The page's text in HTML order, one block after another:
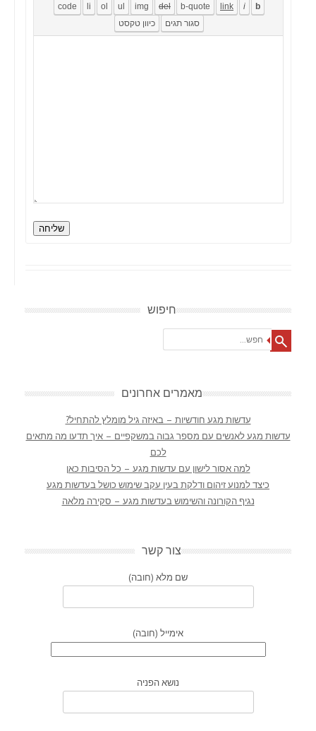
שליחה
חיפוש
מאמרים אחרונים
עדשות מגע חודשיות – באיזה גיל מומלץ להתחיל?
עדשות מגע לאנשים עם מספר גבוה במשקפיים – איך תדעו מה מתאים
לכם
למה אסור לישון עם עדשות מגע – כל הסיבות כאן
כיצד למנוע זיהום ודלקת בעין עקב שימוש כושל בעדשות מגע
נגיף הקורונה והשימוש בעדשות מגע – סקירה מלאה
צור קשר
שם מלא (חובה)
אימייל (חובה)
נושא הפניה